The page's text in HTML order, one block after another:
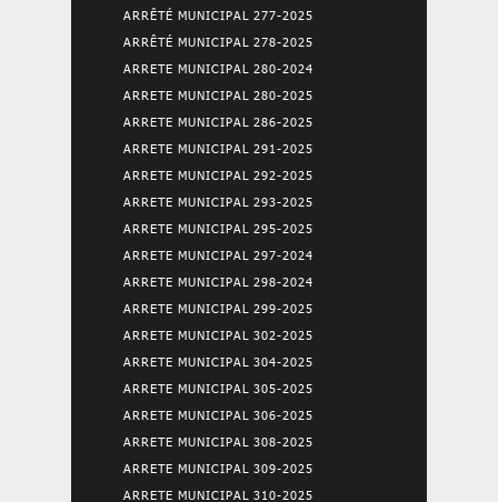
ARRÊTÉ MUNICIPAL 277-2025
ARRÊTÉ MUNICIPAL 278-2025
ARRETE MUNICIPAL 280-2024
ARRETE MUNICIPAL 280-2025
ARRETE MUNICIPAL 286-2025
ARRETE MUNICIPAL 291-2025
ARRETE MUNICIPAL 292-2025
ARRETE MUNICIPAL 293-2025
ARRETE MUNICIPAL 295-2025
ARRETE MUNICIPAL 297-2024
ARRETE MUNICIPAL 298-2024
ARRETE MUNICIPAL 299-2025
ARRETE MUNICIPAL 302-2025
ARRETE MUNICIPAL 304-2025
ARRETE MUNICIPAL 305-2025
ARRETE MUNICIPAL 306-2025
ARRETE MUNICIPAL 308-2025
ARRETE MUNICIPAL 309-2025
ARRETE MUNICIPAL 310-2025